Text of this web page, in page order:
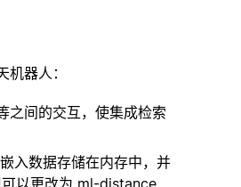
器人：
之间的交互，使集成检索
入数据存储在内存中，并
可以更改为 ml-distance